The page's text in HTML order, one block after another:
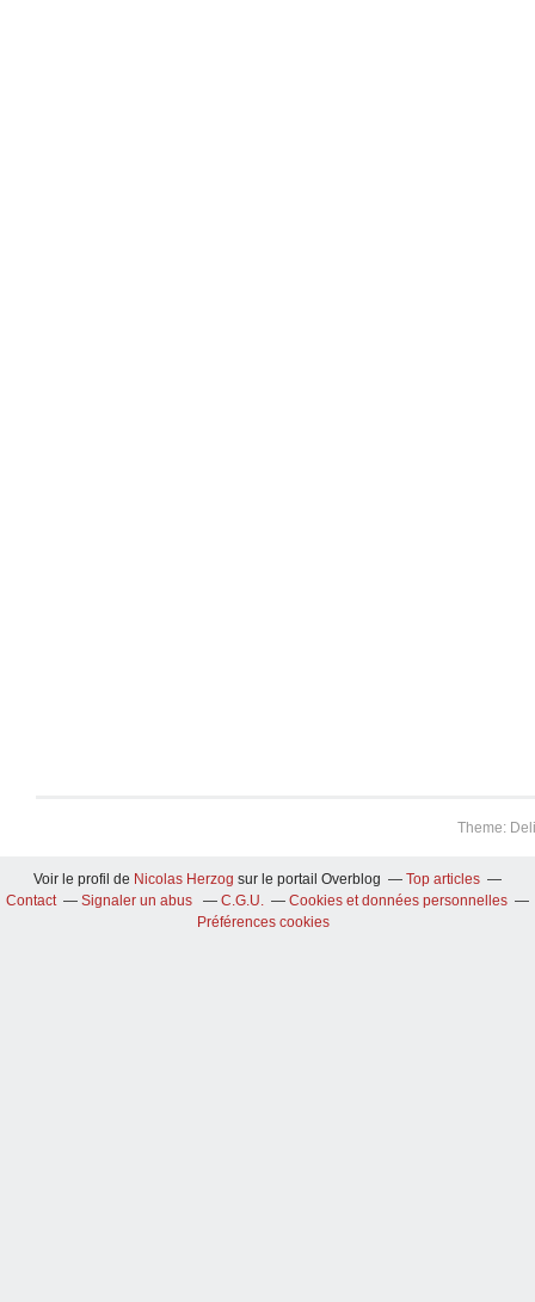
Theme:
Voir le profil de Nicolas Herzog sur le portail Overblog
Top articles
Contact
Signaler un abus C.G.U.
Cookies et données personnelles
Préférences cookies